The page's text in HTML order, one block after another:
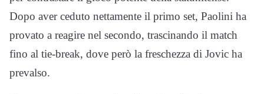
Dopo aver ceduto nettamente il primo set, Paolini ha
provato a reagire nel secondo, trascinando il match
fino al tie-break, dove però la freschezza di Jovic ha
prevalso.